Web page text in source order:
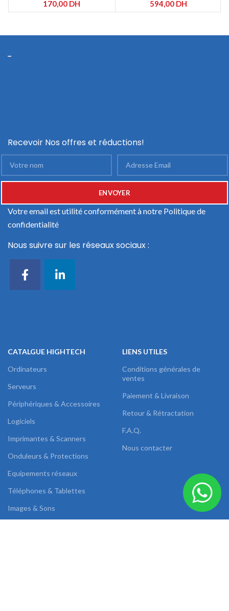
audio 60814
170,00 DH
USB-C | HDMI | RJ45 | VGA |
594,00 DH
Recevoir Nos offres et réductions!
Votre email est utilité conformément à notre Politique de
confidentialité
Nous suivre sur les réseaux sociaux :
CATALGUE HIGHTECH
Ordinateurs
Serveurs
Périphériques & Accessoires
Logiciels
Imprimantes & Scanners
Onduleurs & Protections
Equipements réseaux
Téléphones & Tablettes
Images & Sons
LIENS UTILES
Conditions générales de
ventes
Paiement & Livraison
Retour & Rétractation
F.A.Q.
Nous contacter